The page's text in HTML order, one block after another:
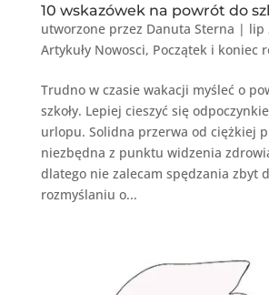
10 wskazówek na powrót do
utworzone przez Danuta Sterna | lip
Artykuły Nowosci, Początek i koniec
Trudno w czasie wakacji myśleć o
szkoły. Lepiej cieszyć się
urlopu. Solidna przerwa od ciężkiej
niezbędna z punktu widzenia
dlatego nie zalecam spędzania zbyt
rozmyślaniu o...